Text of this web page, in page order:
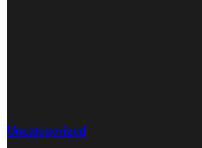
Uncategorized